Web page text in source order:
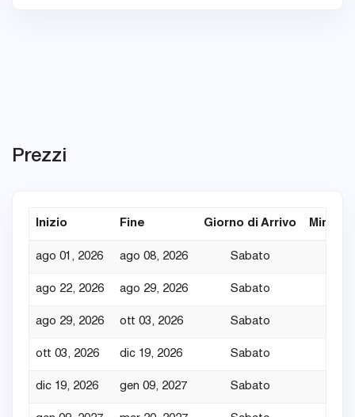
Prezzi
Inizio Fine Giorno di Arrivo Min.
ago 01, 2026 ago 08, 2026 Sabato
ago 22, 2026 ago 29, 2026 Sabato
ago 29, 2026 ott 03, 2026 Sabato
ott 03, 2026 dic 19, 2026 Sabato
dic 19, 2026 gen 09, 2027 Sabato